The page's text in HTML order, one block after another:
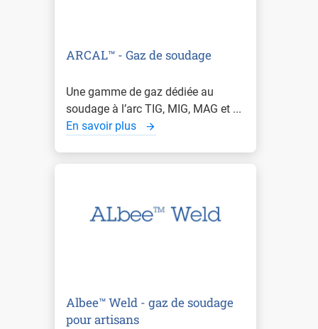
ARCAL™ - Gaz de soudage
Une gamme de gaz dédiée au
soudage à l’arc TIG, MIG, MAG et ...
En savoir plus
Albee™ Weld - gaz de soudage
pour artisans